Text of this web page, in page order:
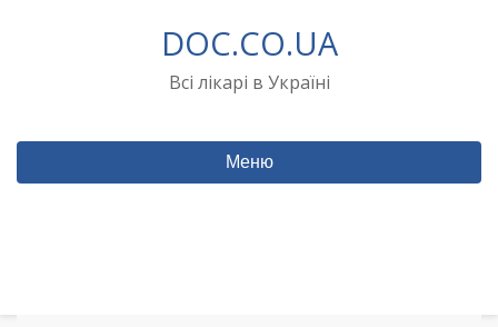
DOC.CO.UA
Всі лікарі в Україні
Меню